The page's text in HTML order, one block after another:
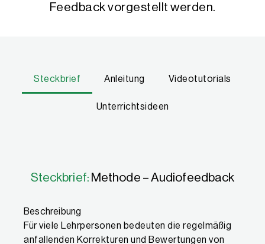
Feedback vorgestellt werden.
Steckbrief Anleitung Videotutorials
Unterrichtsideen
Steckbrief: Methode – Audiofeedback
Beschreibung
Für viele Lehrpersonen bedeuten die regelmäßig
anfallenden Korrekturen und Bewertungen von
Eigenschaften